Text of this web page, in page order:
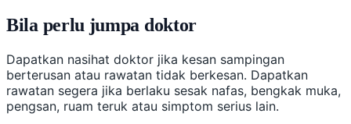
Bila perlu jumpa doktor
Dapatkan nasihat doktor jika kesan sampingan
berterusan atau rawatan tidak berkesan. Dapatkan
rawatan segera jika berlaku sesak nafas, bengkak muka,
pengsan, ruam teruk atau simptom serius lain.